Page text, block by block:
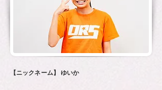
【ニックネーム】 ゆいか